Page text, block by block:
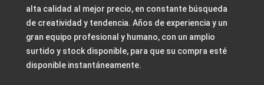
alta calidad al mejor precio, en constante búsqueda
de creatividad y tendencia. Años de experiencia y un
gran equipo profesional y humano, con un amplio
surtido y stock disponible, para que su compra esté
disponible instantáneamente.